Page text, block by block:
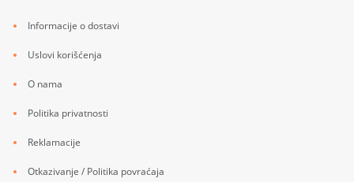
Informacije o dostavi
Uslovi korišćenja
O nama
Politika privatnosti
Reklamacije
Otkazivanje / Politika povraćaja